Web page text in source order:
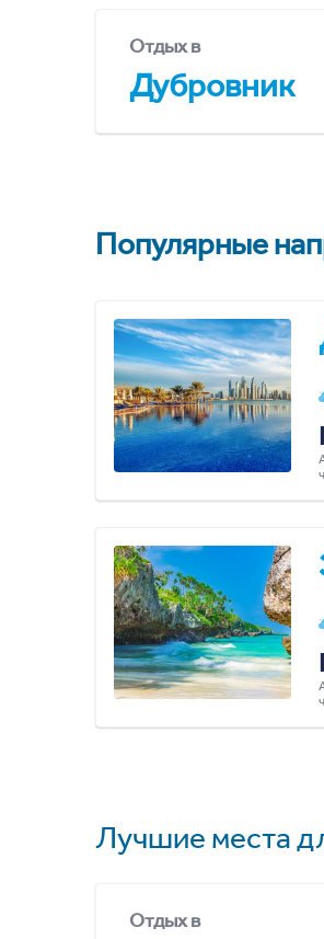
Отдых в
Дубровник
Популярные
Лучшие места
Отдых в